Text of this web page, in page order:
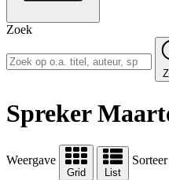
Zoek
Spreker
Weergave
Grid List
Sorteer